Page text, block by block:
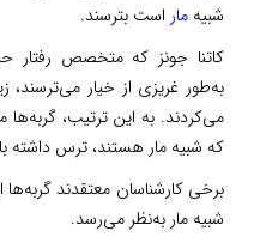
شبیه مار است بترسند.
کاتنا جونز که متخصص رفتار
به‌طور غریزی از خیار می‌ترسند،
می‌کردند. به این ترتیب،
که شبیه مار هستند، ترس داشته
برخی کارشناسان معتقدند گربه‌ها
شبیه مار به‌نظر می‌رسد.